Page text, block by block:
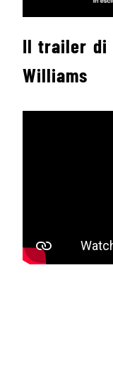
Il trailer di
Williams